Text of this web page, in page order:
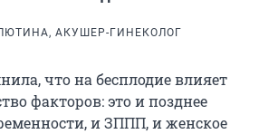
АКУШЕР-ГИНЕКОЛОГ
что на бесплодие влияет
факторов: это и позднее
и ЗППП, и женское